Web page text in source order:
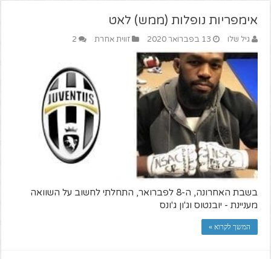
אימפריות נופלות (ממש) לאט
גיל שלו 13 בפברואר 2020 זווית אחרת 2
בשבת האחרונה, ה-8 לפברואר, התחלתי לחשוב על השוואה
מעניינת - יובנטוס וג'ון ג'ונס
המשך לקרוא »